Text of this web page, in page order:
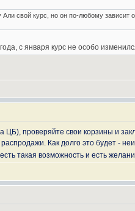
свой курс, но он по-любому
с января курс не особо
проверяйте свои корзины и
Как долго это будет -
такая возможность и есть